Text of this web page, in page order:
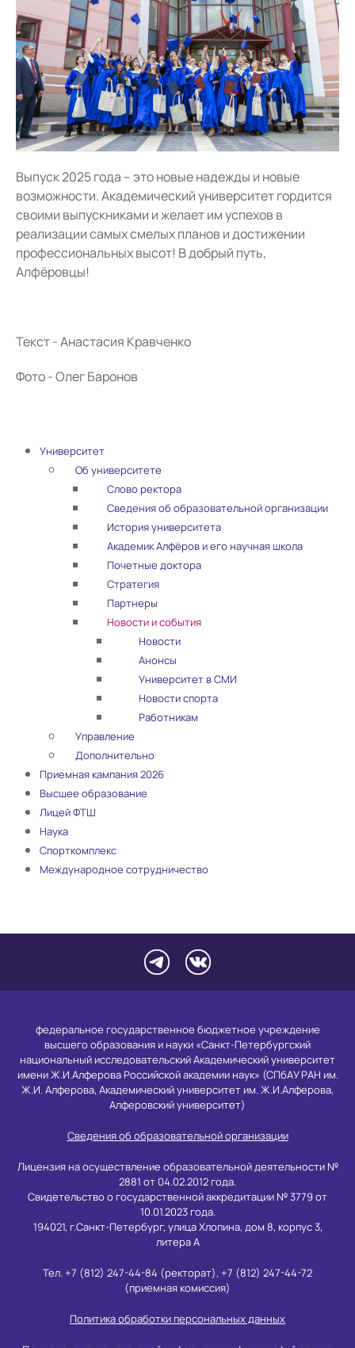
Выпуск 2025 года – это новые надежды и новые
возможности. Академический университет гордится
своими выпускниками и желает им успехов в
реализации самых смелых планов и достижении
профессиональных высот! В добрый путь,
Алфёровцы!
Текст - Анастасия Кравченко
Фото - Олег Баронов
Университет
Об университете
Слово ректора
Сведения об образовательной организации
История университета
Академик Алфёров и его научная школа
Почетные доктора
Стратегия
Партнеры
Новости и события
Новости
Анонсы
Университет в СМИ
Новости спорта
Работникам
Управление
Дополнительно
Приемная кампания 2026
Высшее образование
Лицей ФТШ
Наука
Спорткомплекс
Международное сотрудничество
федеральное государственное бюджетное учреждение
высшего образования и науки «Санкт-Петербургский
национальный исследовательский Академический университет
имени Ж.И.Алферова Российской академии наук» (СПбАУ РАН им.
Ж.И. Алферова, Академический университет им. Ж.И.Алферова,
Алферовский университет)
Сведения об образовательной организации
Лицензия на осуществление образовательной деятельности №
2881 от 04.02.2012 года.
Свидетельство о государственной аккредитации № 3779 от
10.01.2023 года.
194021, г.Санкт-Петербург, улица Хлопина, дом 8, корпус 3,
литера А
Тел. +7 (812) 247-44-84 (ректорат), +7 (812) 247-44-72
(приемная комиссия)
Политика обработки персональных данных